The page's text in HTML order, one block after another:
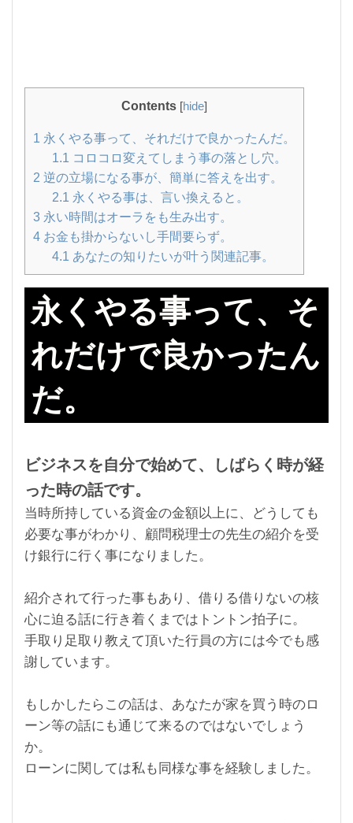
Contents [hide]
1 永くやる事って、それだけで良かったんだ。
1.1 コロコロ変えてしまう事の落とし穴。
2 逆の立場になる事が、簡単に答えを出す。
2.1 永くやる事は、言い換えると。
3 永い時間はオーラをも生み出す。
4 お金も掛からないし手間要らず。
4.1 あなたの知りたいが叶う関連記事。
永くやる事って、そ
れだけで良かったん
だ。
ビジネスを自分で始めて、しばらく時が経
った時の話です。
当時所持している資金の金額以上に、どうしても
必要な事がわかり、顧問税理士の先生の紹介を受
け銀行に行く事になりました。
紹介されて行った事もあり、借りる借りないの核
心に迫る話に行き着くまではトントン拍子に。
手取り足取り教えて頂いた行員の方には今でも感
謝しています。
もしかしたらこの話は、あなたが家を買う時のロ
ーン等の話にも通じて来るのではないでしょう
か。
ローンに関しては私も同様な事を経験しました。